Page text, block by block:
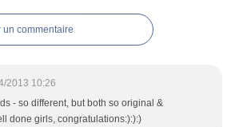
un commentaire
2013 10:26
- so different, but both so original &
done girls, congratulations:):):)